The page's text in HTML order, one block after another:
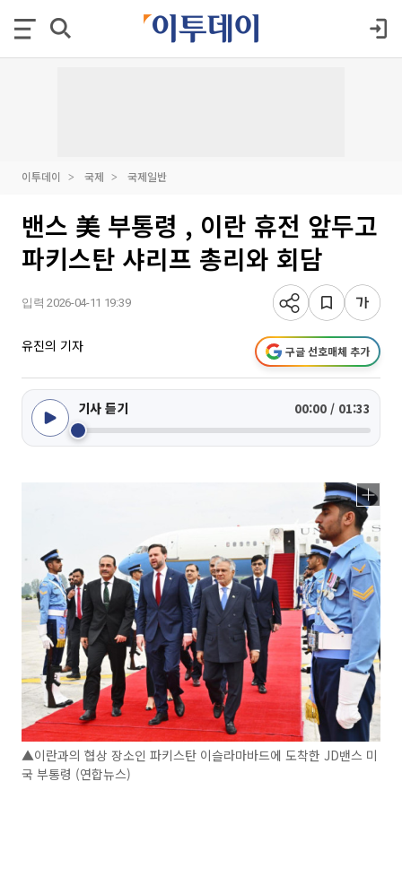
이투데이 국제 국제일반
밴스 美 부통령 , 이란 휴전 앞두고
파키스탄 샤리프 총리와 회담
입력 2026-04-11 19:39
유진의 기자 구글 선호매체 추가
기사 듣기 00:00 / 01:33
▲이란과의 협상 장소인 파키스탄 이슬라마바드에 도착한 JD밴스 미
국 부통령 (연합뉴스)